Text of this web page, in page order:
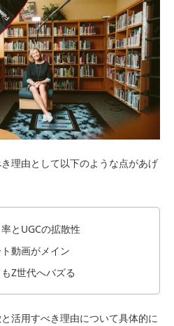
理由として以下のような点があげ
とUGCの拡散性
動画がメイン
Z世代へバズる
活用すべき理由について具体的に